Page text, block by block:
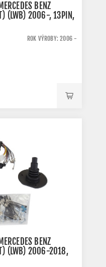
BENZ
(LWB) 2006-, 13PIN,
ROK VÝROBY: 2006 -
BENZ
(LWB) 2006-2018,